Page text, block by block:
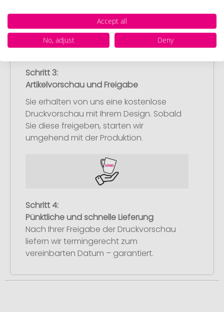
Schritt 3:
Artikelvorschau und Freigabe
Sie erhalten von uns eine kostenlose
Druckvorschau mit Ihrem Design. Sobald
Sie diese freigeben, starten wir
umgehend mit der Produktion.
Schritt 4:
Pünktliche und schnelle Lieferung
Nach Ihrer Freigabe der Druckvorschau
liefern wir termingerecht zum
vereinbarten Datum – garantiert.
Accept all
No, adjust
Deny